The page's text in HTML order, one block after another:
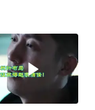
陕西柞水遭遇暴雨五千余户群众转移